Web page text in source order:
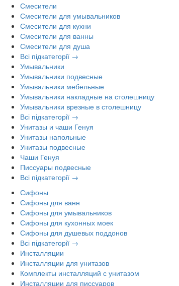
Смесители
Смесители для умывальников
Смесители для кухни
Смесители для ванны
Смесители для душа
Всі підкатегорії →
Умывальники
Умывальники подвесные
Умывальники мебельные
Умывальники накладные на столешницу
Умывальники врезные в столешницу
Всі підкатегорії →
Унитазы и чаши Генуя
Унитазы напольные
Унитазы подвесные
Чаши Генуя
Писсуары подвесные
Всі підкатегорії →
Сифоны
Сифоны для ванн
Сифоны для умывальников
Сифоны для кухонных моек
Сифоны для душевых поддонов
Всі підкатегорії →
Инсталляции
Инсталляции для унитазов
Комплекты инсталляций с унитазом
Инсталляции для писсуаров